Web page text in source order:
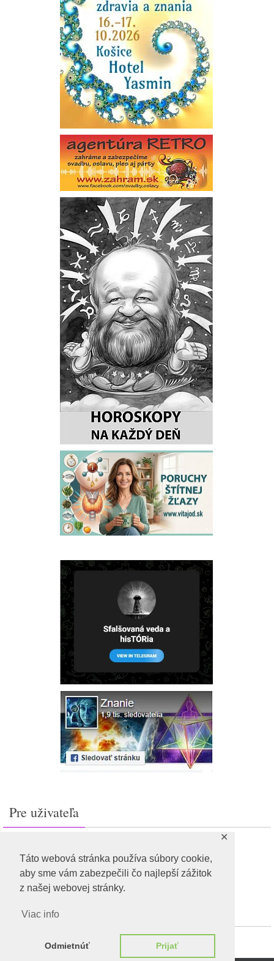
Táto webová stránka používa súbory cookie,
aby sme vám zabezpečili čo najlepší zážitok
z našej webovej stránky.
Viac info
Odmietnúť Prijať
✕
Pre uživateľa
Feed záznamov
RSS feed komentárov
WordPress.org